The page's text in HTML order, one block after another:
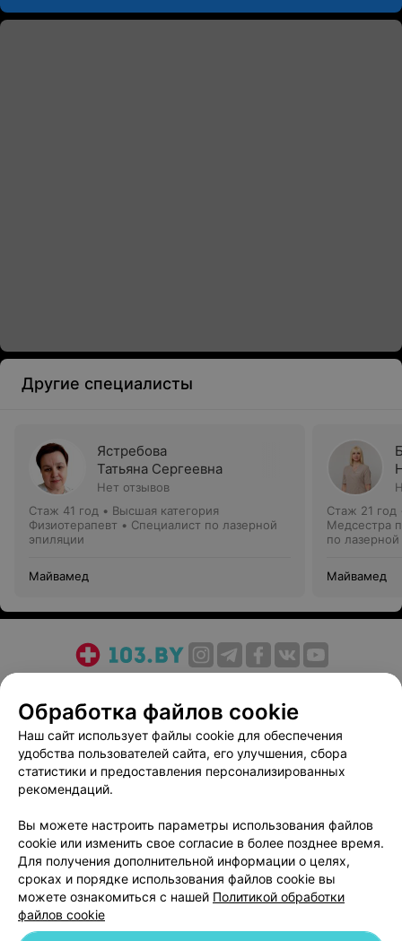
Другие специалисты
Ястребова
Татьяна Сергеевна
Нет отзывов
Стаж 41 год • Высшая категория
Физиотерапевт • Специалист по лазерной
эпиляции
Майвамед
Стаж 21 год
Медсестра
по
Майвамед
Медицинский маркетинг
Публичный договор
Пользовательское соглашение
Способы оплаты
Вакансии
Партнеры
Написать руководителю 103.by
Персональные настройки cookie
Обработка персональных данных
Обработка файлов cookie
Наш сайт использует файлы cookie для обеспечения
удобства пользователей сайта, его улучшения, сбора
статистики и предоставления персонализированных
рекомендаций.
Вы можете настроить параметры использования файлов
cookie или изменить свое согласие в более позднее время.
Для получения дополнительной информации о целях,
сроках и порядке использования файлов cookie вы
можете ознакомиться с нашей Политикой обработки
файлов cookie